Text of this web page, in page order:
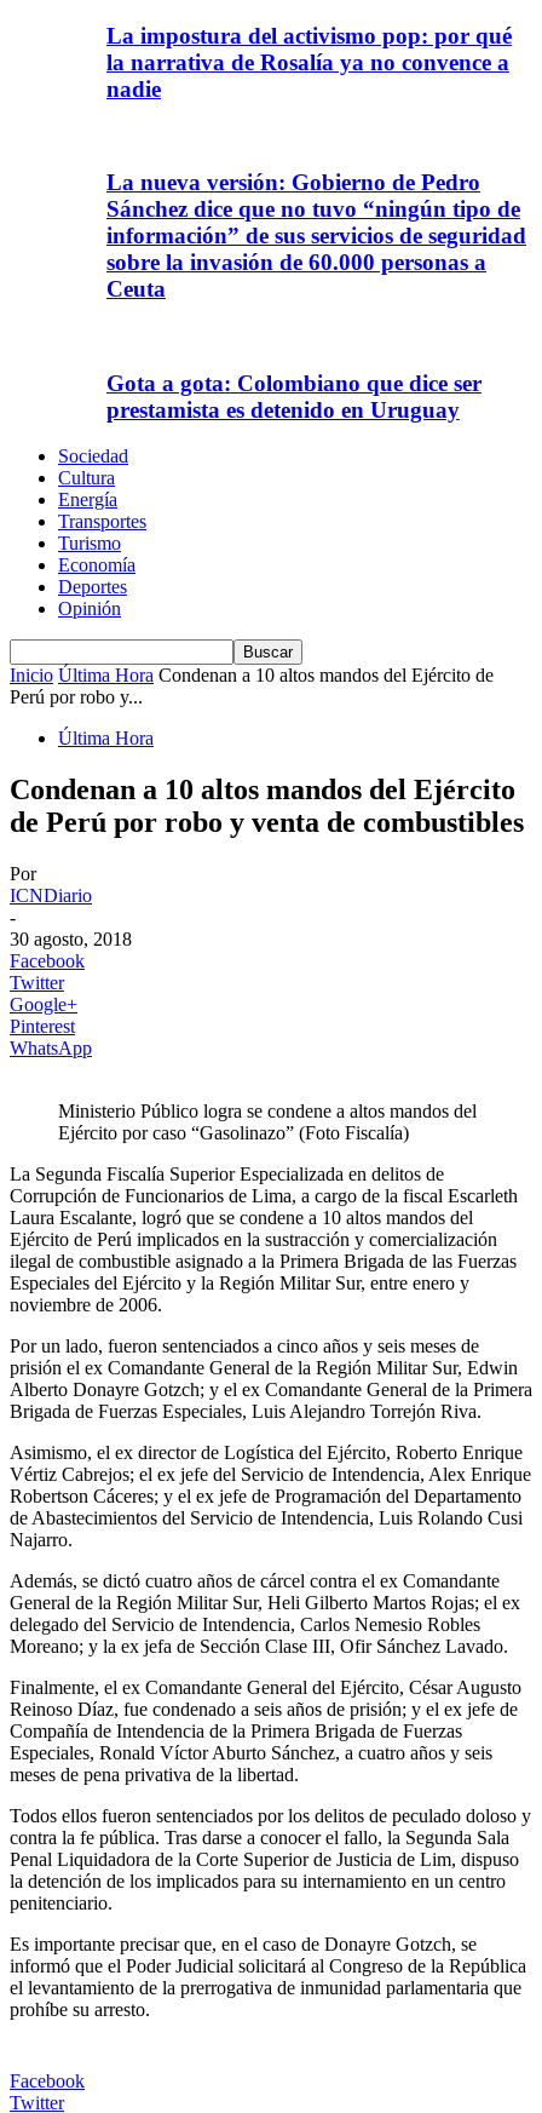
La impostura del activismo pop: por qué
la narrativa de Rosalía ya no convence a
nadie
La nueva versión: Gobierno de Pedro
Sánchez dice que no tuvo “ningún tipo de
información” de sus servicios de seguridad
sobre la invasión de 60.000 personas a
Ceuta
Gota a gota: Colombiano que dice ser
prestamista es detenido en Uruguay
Sociedad
Cultura
Energía
Transportes
Turismo
Economía
Deportes
Opinión
Inicio Última Hora Condenan a 10 altos mandos del Ejército de
Perú por robo y...
Última Hora
Condenan a 10 altos mandos del Ejército
de Perú por robo y venta de combustibles
Por
ICNDiario
-
30 agosto, 2018
Facebook
Twitter
Google+
Pinterest
WhatsApp
Ministerio Público logra se condene a altos mandos del
Ejército por caso “Gasolinazo” (Foto Fiscalía)
La Segunda Fiscalía Superior Especializada en delitos de
Corrupción de Funcionarios de Lima, a cargo de la fiscal Escarleth
Laura Escalante, logró que se condene a 10 altos mandos del
Ejército de Perú implicados en la sustracción y comercialización
ilegal de combustible asignado a la Primera Brigada de las Fuerzas
Especiales del Ejército y la Región Militar Sur, entre enero y
noviembre de 2006.
Por un lado, fueron sentenciados a cinco años y seis meses de
prisión el ex Comandante General de la Región Militar Sur, Edwin
Alberto Donayre Gotzch; y el ex Comandante General de la Primera
Brigada de Fuerzas Especiales, Luis Alejandro Torrejón Riva.
Asimismo, el ex director de Logística del Ejército, Roberto Enrique
Vértiz Cabrejos; el ex jefe del Servicio de Intendencia, Alex Enrique
Robertson Cáceres; y el ex jefe de Programación del Departamento
de Abastecimientos del Servicio de Intendencia, Luis Rolando Cusi
Najarro.
Además, se dictó cuatro años de cárcel contra el ex Comandante
General de la Región Militar Sur, Heli Gilberto Martos Rojas; el ex
delegado del Servicio de Intendencia, Carlos Nemesio Robles
Moreano; y la ex jefa de Sección Clase III, Ofir Sánchez Lavado.
Finalmente, el ex Comandante General del Ejército, César Augusto
Reinoso Díaz, fue condenado a seis años de prisión; y el ex jefe de
Compañía de Intendencia de la Primera Brigada de Fuerzas
Especiales, Ronald Víctor Aburto Sánchez, a cuatro años y seis
meses de pena privativa de la libertad.
Todos ellos fueron sentenciados por los delitos de peculado doloso y
contra la fe pública. Tras darse a conocer el fallo, la Segunda Sala
Penal Liquidadora de la Corte Superior de Justicia de Lim, dispuso
la detención de los implicados para su internamiento en un centro
penitenciario.
Es importante precisar que, en el caso de Donayre Gotzch, se
informó que el Poder Judicial solicitará al Congreso de la República
el levantamiento de la prerrogativa de inmunidad parlamentaria que
prohíbe su arresto.
Facebook
Twitter